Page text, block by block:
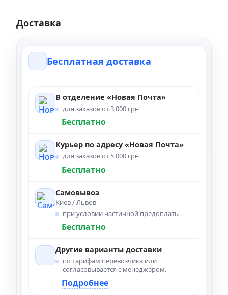
Доставка
Бесплатная доставка
В отделение «Новая Почта»
для заказов от 3 000 грн
Бесплатно
Курьер по адресу «Новая Почта»
для заказов от 5 000 грн
Бесплатно
Самовывоз
Киев / Львов
при условии частичной предоплаты
Бесплатно
Другие варианты доставки
по тарифам перевозчика или
согласовывается с менеджером.
Подробнее